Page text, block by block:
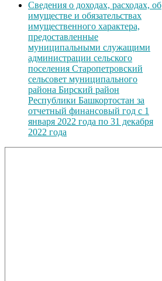
Сведения о доходах, расходах, об
имуществе и обязательствах
имущественного характера,
предоставленные
муниципальными служащими
администрации сельского
поселения Старопетровский
сельсовет муниципального
района Бирский район
Республики Башкортостан за
отчетный финансовый год с 1
января 2022 года по 31 декабря
2022 года